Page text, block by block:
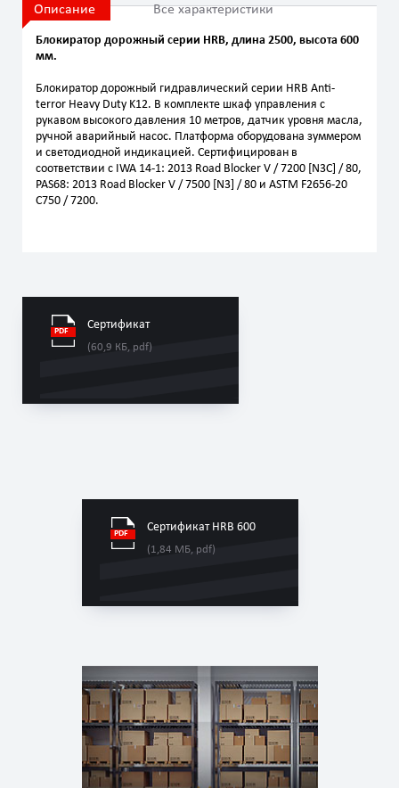
Сертификат HRB 600
(1,84 МБ, pdf)
Описание Все характеристики
Блокиратор дорожный серии HRB, длина 2500, высота 600
мм.
Блокиратор дорожный гидравлический серии HRB Anti-
terror Heavy Duty K12. В комплекте шкаф управления с
рукавом высокого давления 10 метров, датчик уровня масла,
ручной аварийный насос. Платформа оборудована зуммером
и светодиодной индикацией. Сертифицирован в
соответствии с IWA 14-1: 2013 Road Blocker V / 7200 [N3C] / 80,
PAS68: 2013 Road Blocker V / 7500 [N3] / 80 и ASTM F2656-20
C750 / 7200.
Сертификат
(60,9 КБ, pdf)